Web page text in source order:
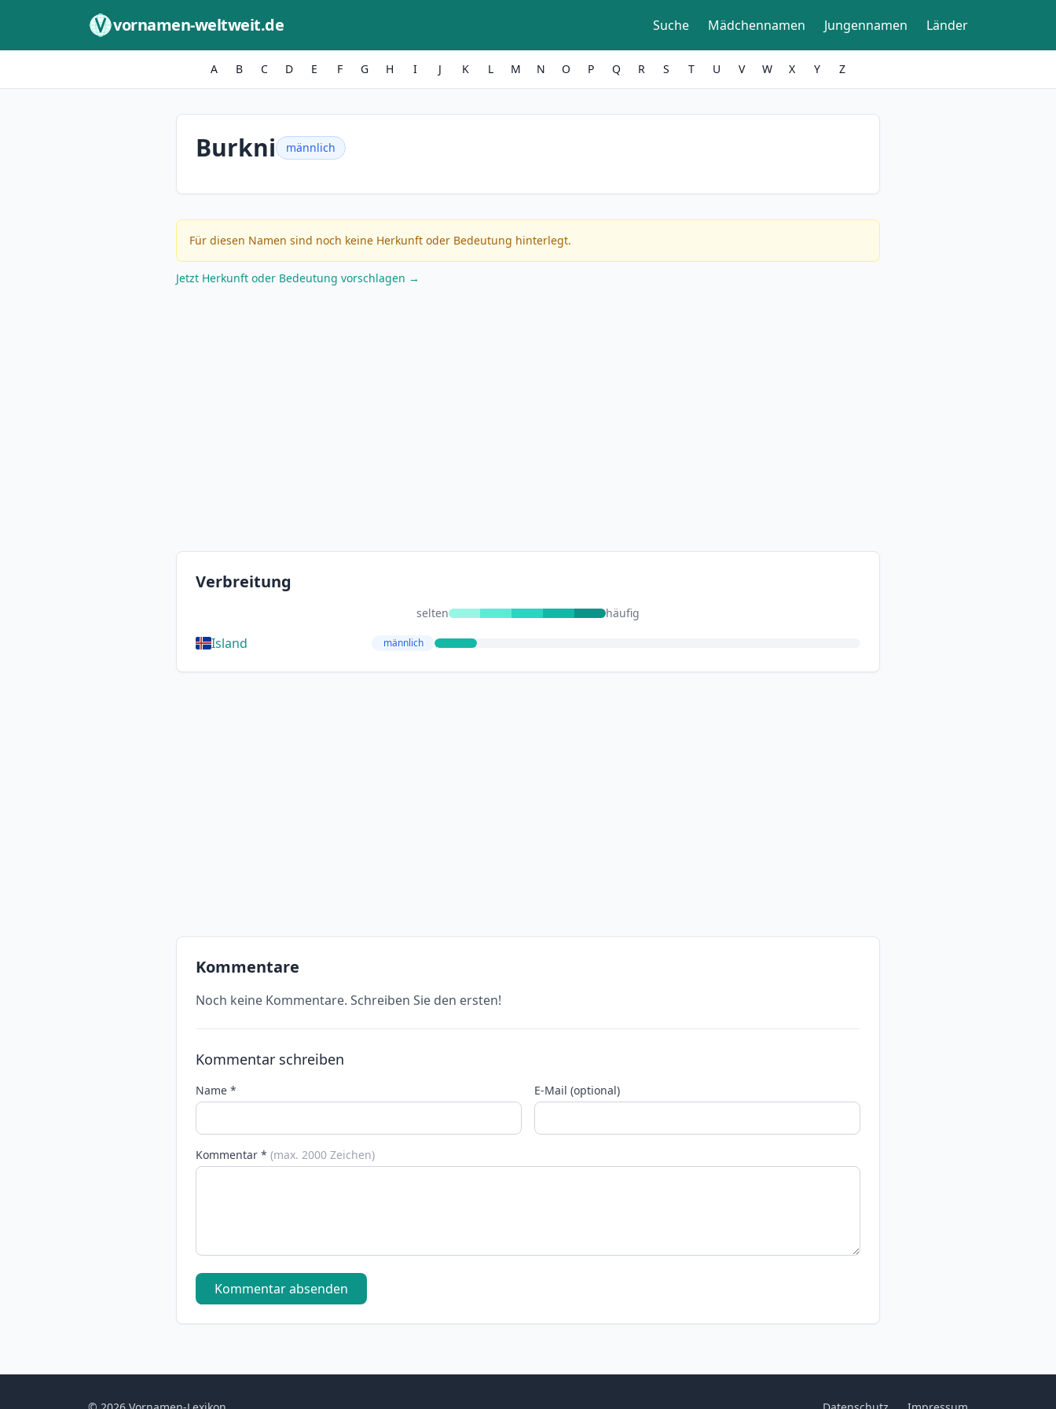
vornamen-weltweit.de Suche Mädchennamen Jungennamen Länder
A B C D E F G H I J K L M N O P Q R S T U V W X Y Z
Burkni männlich
Für diesen Namen sind noch keine Herkunft oder Bedeutung hinterlegt.
Jetzt Herkunft oder Bedeutung vorschlagen →
Verbreitung
selten häufig
Island männlich
Kommentare
Noch keine Kommentare. Schreiben Sie den ersten!
Kommentar schreiben
Name * E-Mail (optional)
Kommentar * (max. 2000 Zeichen)
Kommentar absenden